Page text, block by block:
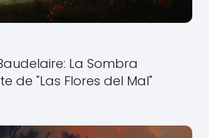
La Sombra
de "Las Flores del Mal"